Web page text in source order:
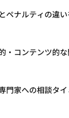
よる対策（ペナル
ツの品質・関連
しい…専門家へ
ライン」
ペナルティの違
・コンテンツ的
門家への相談タ